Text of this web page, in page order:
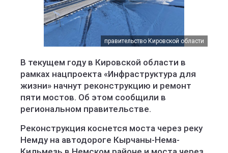
правительство Кировской области
В текущем году в Кировской области в
рамках нацпроекта «Инфраструктура для
жизни» начнут реконструкцию и ремонт
пяти мостов. Об этом сообщили в
региональном правительстве.
Реконструкция коснется моста через реку
Немду на автодороге Кырчаны-Нема-